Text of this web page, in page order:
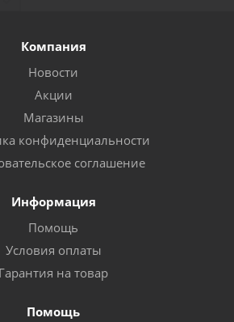
Компания
Новости
Акции
Магазины
конфиденциальности
соглашение
Информация
Помощь
Условия оплаты
Гарантия на товар
Помощь